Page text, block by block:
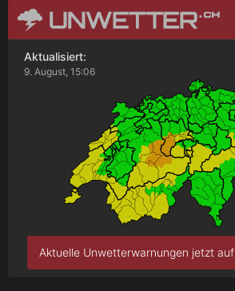
Aktualisiert:
9. August, 15:06
Aktuelle Unwetterwarnungen jetzt auf